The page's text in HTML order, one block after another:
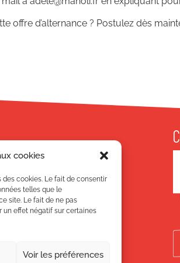
cookies
des cookies. Le fait de consentir
telles que le
site. Le fait de ne pas
un effet négatif sur certaines
Voir les préférences
offre d’alternance ? Postulez dès
CAMPUS AFIP
40, rue des Antonins
69100VILLEURBANNE
+33 (0) 4 78 37 81 81